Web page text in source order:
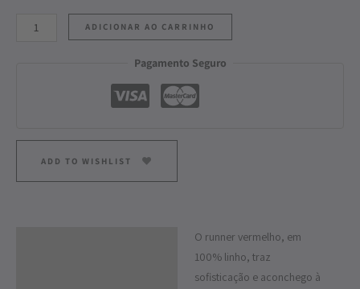
ADICIONAR AO CARRINHO
Pagamento Seguro
ADD TO WISHLIST
O runner vermelho, em
100% linho, traz
sofisticação e aconchego à